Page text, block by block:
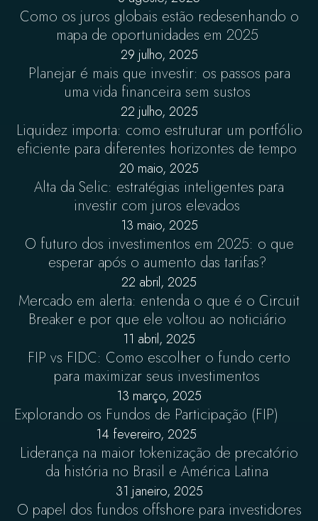
Como os juros globais estão redesenhando o
mapa de oportunidades em 2025
29 julho, 2025
Planejar é mais que investir: os passos para
uma vida financeira sem sustos
22 julho, 2025
Liquidez importa: como estruturar um portfólio
eficiente para diferentes horizontes de tempo
20 maio, 2025
Alta da Selic: estratégias inteligentes para
investir com juros elevados
13 maio, 2025
O futuro dos investimentos em 2025: o que
esperar após o aumento das tarifas?
22 abril, 2025
Mercado em alerta: entenda o que é o Circuit
Breaker e por que ele voltou ao noticiário
11 abril, 2025
FIP vs FIDC: Como escolher o fundo certo
para maximizar seus investimentos
13 março, 2025
Explorando os Fundos de Participação (FIP)
14 fevereiro, 2025
Liderança na maior tokenização de precatório
da história no Brasil e América Latina
31 janeiro, 2025
O papel dos fundos offshore para investidores